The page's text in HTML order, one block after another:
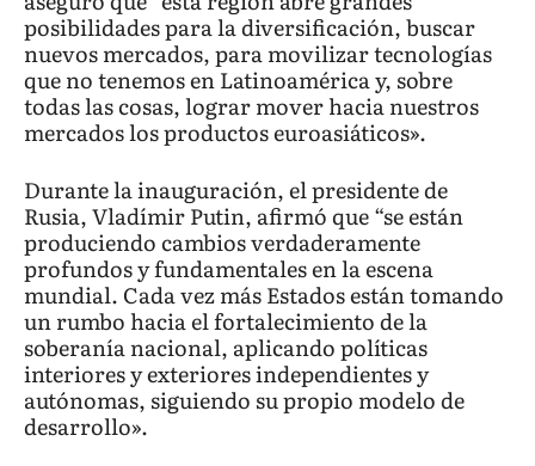
posibilidades para la diversificación, buscar
nuevos mercados, para movilizar tecnologías
que no tenemos en Latinoamérica y, sobre
todas las cosas, lograr mover hacia nuestros
mercados los productos euroasiáticos».
Durante la inauguración, el presidente de
Rusia, Vladímir Putin, afirmó que “se están
produciendo cambios verdaderamente
profundos y fundamentales en la escena
mundial. Cada vez más Estados están tomando
un rumbo hacia el fortalecimiento de la
soberanía nacional, aplicando políticas
interiores y exteriores independientes y
autónomas, siguiendo su propio modelo de
desarrollo».